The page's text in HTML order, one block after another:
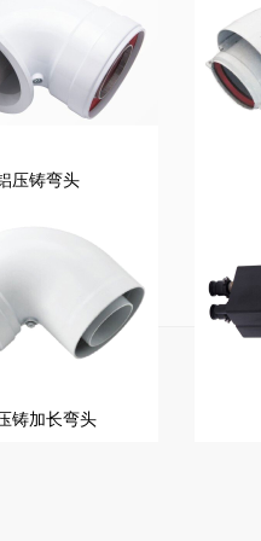
压铸弯头
铸加长弯头